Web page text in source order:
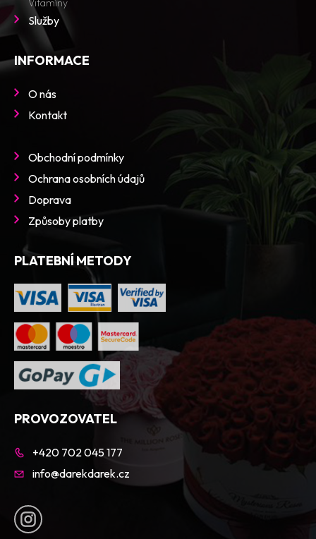
Vitamíny
Služby
INFORMACE
O nás
Kontakt
Obchodní podmínky
Ochrana osobních údajů
Doprava
Způsoby platby
PLATEBNÍ METODY
PROVOZOVATEL
+420 702 045 177
info@darekdarek.cz